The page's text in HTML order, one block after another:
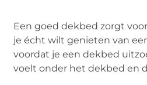
Een goed dekbed zorgt
je écht wilt genieten van
voordat je een dekbed
voelt onder het dekbed en